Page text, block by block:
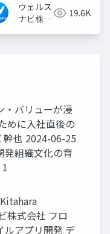
ウェルス
ナビ株式
19.6K
‧バリューが浸
めに⼊社直後の
幹也 2024-06-25
発組織⽂化の育
株式会社 フロ
ルアプリ開発 デ